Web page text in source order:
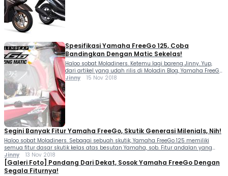
Spesifikasi Yamaha FreeGo 125, Coba
Bandingkan Dengan Matic Sekelas!
Haloo sobat Moladiners. Ketemu lagi bareng Jinny. Yup,
dari artikel yang udah rilis di Moladin Blog, Yamaha FreeGo
merupakan skutik model terbaru besutan Yamaha
Jinny 15 Nov 2018
Segini Banyak Fitur Yamaha FreeGo, Skutik Generasi Milenials, Nih!
Haloo sobat Moladiners. Sebagai sebuah skutik, Yamaha FreeGo 125 memiliki
semua fitur dasar skutik kelas atas besutan Yamaha, sob. Fitur andalan yang
biasanya terdapat pada skutik dengan kelas yang lebih tinggi, ternyata ada
pada FreeGo ini. Mau tau apa aja fitur Yamaha FreeGo ini? Yuk sama-sama kita
kupas lebih lanjut termasuk besaran harga Yamaha FreeGo di bawah […]
Jinny 13 Nov 2018
[Galeri Foto] Pandang Dari Dekat, Sosok Yamaha FreeGo Dengan
Segala Fiturnya!